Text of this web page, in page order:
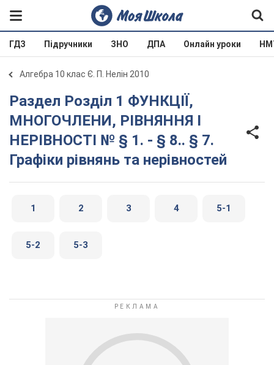
ГДЗ Підручники ЗНО ДПА Онлайн уроки
Алгебра 10 клас Є. П. Нелін 2010
Раздел Розділ 1 ФУНКЦІЇ,
МНОГОЧЛЕНИ, РІВНЯННЯ І
НЕРІВНОСТІ № § 1. - § 8.. § 7.
Графіки рівнянь та нерівностей
1 2 3 4 5-1
5-2 5-3